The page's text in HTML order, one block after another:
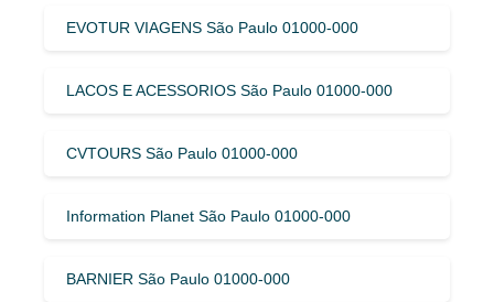
EVOTUR VIAGENS São Paulo 01000-000
LACOS E ACESSORIOS São Paulo 01000-000
CVTOURS São Paulo 01000-000
Information Planet São Paulo 01000-000
BARNIER São Paulo 01000-000